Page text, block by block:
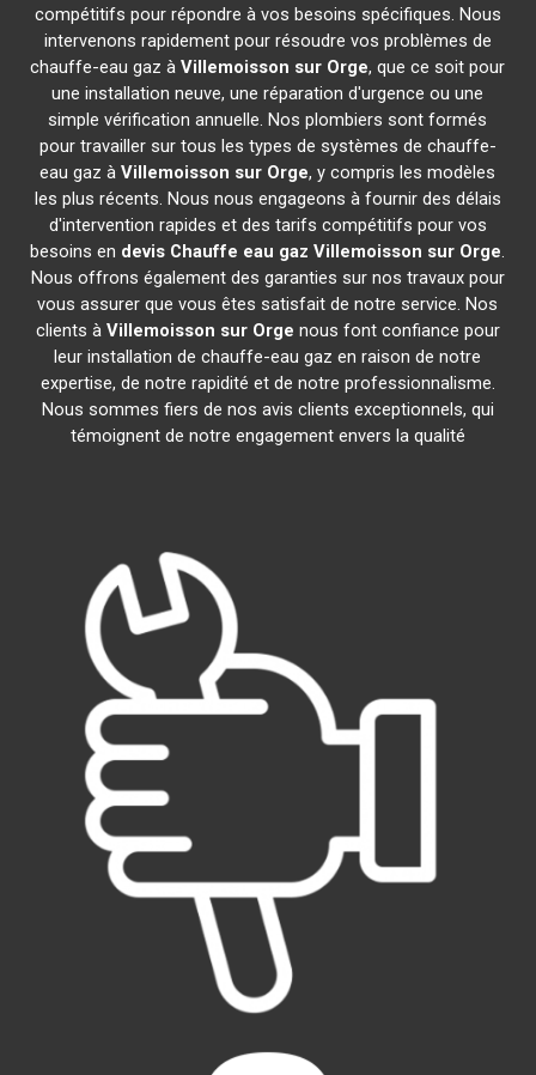
compétitifs pour répondre à vos besoins spécifiques. Nous
intervenons rapidement pour résoudre vos problèmes de
chauffe-eau gaz àVillemoisson sur Orge, que ce soit pour
une installation neuve, une réparation d'urgence ou une
simple vérification annuelle. Nos plombiers sont formés
pour travailler sur tous les types de systèmes de chauffe-
eau gaz àVillemoisson sur Orge, y compris les modèles
les plus récents. Nous nous engageons à fournir des délais
d'intervention rapides et des tarifs compétitifs pour vos
besoins en devis Chauffe eau gaz Villemoisson sur Orge.
Nous offrons également des garanties sur nos travaux pour
vous assurer que vous êtes satisfait de notre service. Nos
clients à Villemoisson sur Orge nous font confiance pour
leur installation de chauffe-eau gaz en raison de notre
expertise, de notre rapidité et de notre professionnalisme.
Nous sommes fiers de nos avis clients exceptionnels, qui
témoignent de notre engagement envers la qualité